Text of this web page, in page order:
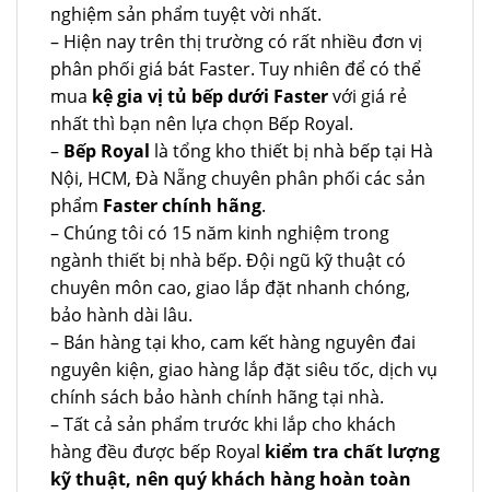
nghiệm sản phẩm tuyệt vời nhất.
– Hiện nay trên thị trường có rất nhiều đơn vị
phân phối giá bát Faster. Tuy nhiên để có thể
mua kệ gia vị tủ bếp dưới Fastervới giá rẻ
nhất thì bạn nên lựa chọn Bếp Royal.
– Bếp Royal là tổng kho thiết bị nhà bếp tại Hà
Nội, HCM, Đà Nẵng chuyên phân phối các sản
phẩm Faster chính hãng.
– Chúng tôi có 15 năm kinh nghiệm trong
ngành thiết bị nhà bếp. Đội ngũ kỹ thuật có
chuyên môn cao, giao lắp đặt nhanh chóng,
bảo hành dài lâu.
– Bán hàng tại kho, cam kết hàng nguyên đai
nguyên kiện, giao hàng lắp đặt siêu tốc, dịch vụ
chính sách bảo hành chính hãng tại nhà.
– Tất cả sản phẩm trước khi lắp cho khách
hàng đều được bếp Royal kiểm tra chất lượng
kỹ thuật, nên quý khách hàng hoàn toàn